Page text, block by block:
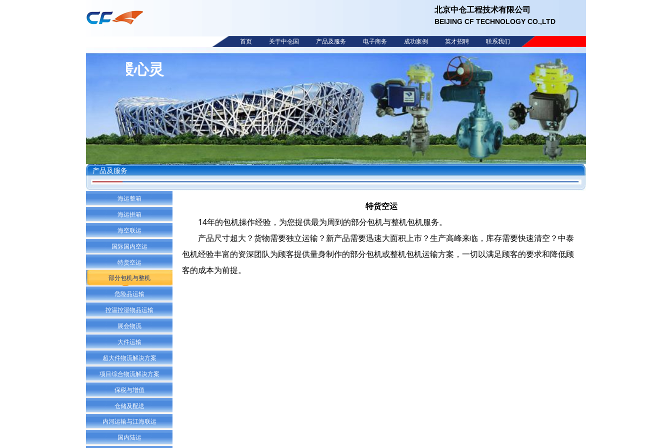
北京中仓工程技术有限公司
BEIJING CF TECHNOLOGY CO.,LTD
首页 关于中仓国 产品及服务 电子商务 成功案例 英才招聘 联系我们
中仓技术 温暖心灵
产品及服务
特货空运
14年的包机操作经验，为您提供最为周到的部分包机与整机包机服务。
产品尺寸超大？货物需要独立运输？新产品需要迅速大面积上市？生产高峰来临，库存需要快速清空？中泰
包机经验丰富的资深团队为顾客提供量身制作的部分包机或整机包机运输方案，一切以满足顾客的要求和降低顾
客的成本为前提。
海运整箱
海运拼箱
海空联运
国际国内空运
特货空运
部分包机与整机
危险品运输
控温控湿物品运输
展会物流
大件运输
超大件物流解决方案
项目综合物流解决方案
保税与增值
仓储及配送
内河运输与江海联运
国内陆运